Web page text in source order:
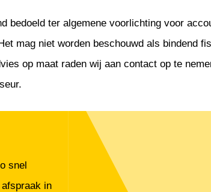
bedoeld ter algemene voorlichting voor
mag niet worden beschouwd als bindend
op maat raden wij aan contact op te
snel
in